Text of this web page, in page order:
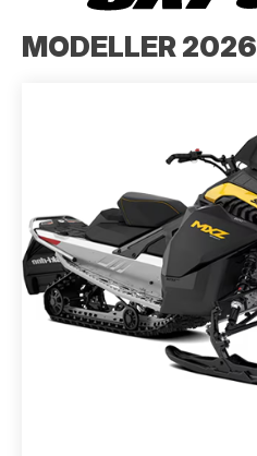
MODELLER 2026